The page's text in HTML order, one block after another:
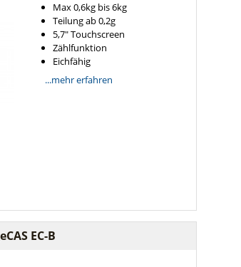
Max 0,6kg bis 6kg
Teilung ab 0,2g
5,7" Touchscreen
Zählfunktion
Eichfähig
...mehr erfahren
EC-B